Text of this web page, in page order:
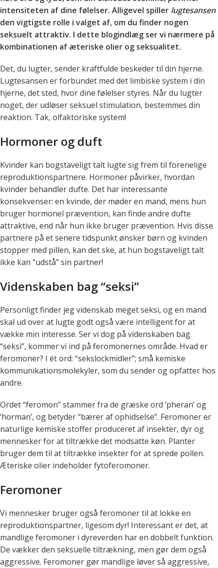
intensiteten af dine følelser. Alligevel spiller lugtesansen
den vigtigste rolle i valget af, om du finder nogen
seksuelt attraktiv. I dette blogindlæg ser vi nærmere på
kombinationen af æteriske olier og seksualitet.
Det, du lugter, sender kraftfulde beskeder til din hjerne.
Lugtesansen er forbundet med det limbiske system i din
hjerne, det sted, hvor dine følelser styres. Når du lugter
noget, der udløser seksuel stimulation, bestemmes din
reaktion. Tak, olfaktoriske system!
Hormoner og duft
Kvinder kan bogstaveligt talt lugte sig frem til forenelige
reproduktionspartnere. Hormoner påvirker, hvordan
kvinder behandler dufte. Det har interessante
konsekvenser: en kvinde, der møder en mand, mens hun
bruger hormonel prævention, kan finde andre dufte
attraktive, end når hun ikke bruger prævention. Hvis disse
partnere på et senere tidspunkt ønsker børn og kvinden
stopper med pillen, kan det ske, at hun bogstaveligt talt
ikke kan “udstå” sin partner!
Videnskaben bag “seksi”
Personligt finder jeg videnskab meget seksi, og en mand
skal ud over at lugte godt også være intelligent for at
vække min interesse. Ser vi dog på videnskaben bag
“seksi”, kommer vi ind på feromonernes område. Hvad er
feromoner? I ét ord: “sekslockmidler”; små kemiske
kommunikationsmolekyler, som du sender og opfatter hos
andre.
Ordet “feromon” stammer fra de græske ord ‘pheran’ og
‘horman’, og betyder “bærer af ophidselse”. Feromoner er
naturlige kemiske stoffer produceret af insekter, dyr og
mennesker for at tiltrække det modsatte køn. Planter
bruger dem til at tiltrække insekter for at sprede pollen.
Æteriske olier indeholder fytoferomoner.
Feromoner
Vi mennesker bruger også feromoner til at lokke en
reproduktionspartner, ligesom dyr! Interessant er det, at
mandlige feromoner i dyreverden har en dobbelt funktion.
De vækker den seksuelle tiltrækning, men gør dem også
aggressive. Feromoner gør mandlige løver så aggressive,